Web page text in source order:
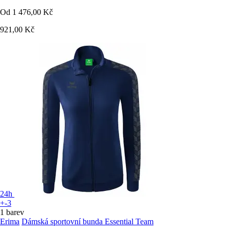
Od 1 476,00 Kč
921,00 Kč
24h
+-3
1 barev
Erima Dámská sportovní bunda Essential Team